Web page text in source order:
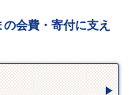
会費・寄付に支え